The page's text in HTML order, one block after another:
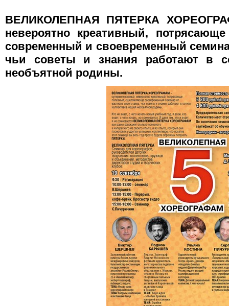
ВЕЛИКОЛЕПНАЯ ПЯТЕРКА
невероятно креативный,
cовременный и своевременный
чьи советы и знания работают в
необъятной родины.